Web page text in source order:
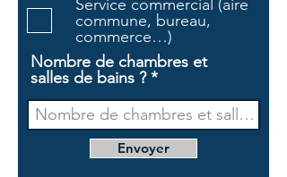
Service commercial (aire
commune, bureau,
commerce…)
Nombre de chambres et
salles de bains ?
Envoyer